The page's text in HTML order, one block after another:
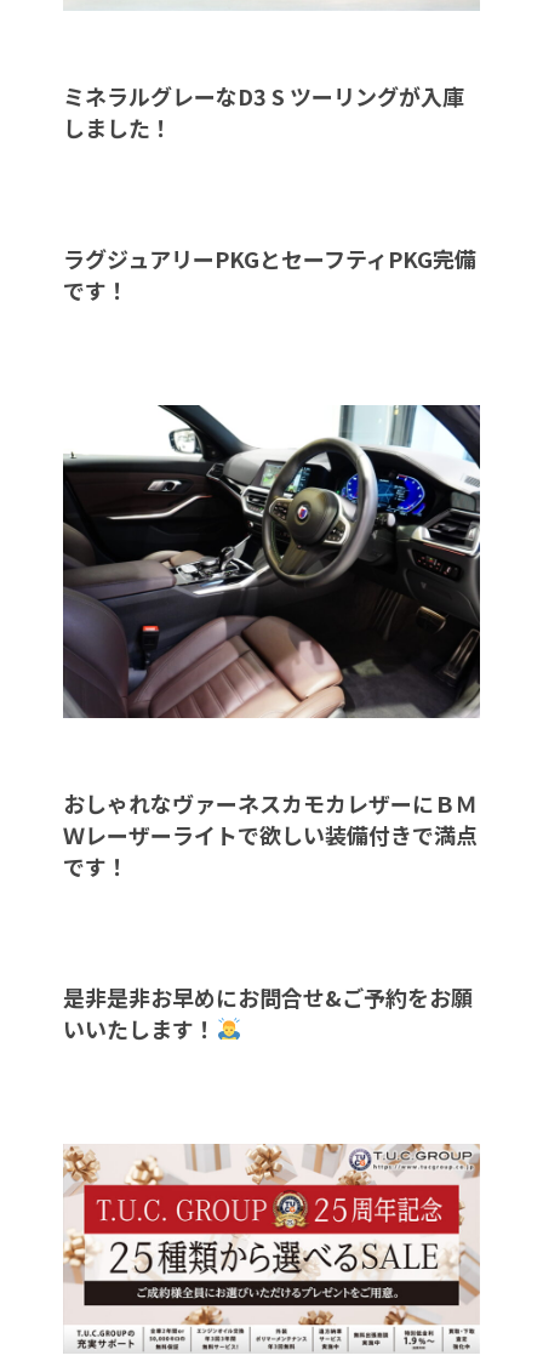
ミネラルグレーなD3 S ツーリングが入庫
しました！
ラグジュアリーPKGとセーフティPKG完備
です！
おしゃれなヴァーネスカモカレザーにＢＭ
Ｗレーザーライトで欲しい装備付きで満点
です！
是非是非お早めにお問合せ&ご予約をお願
いいたします！